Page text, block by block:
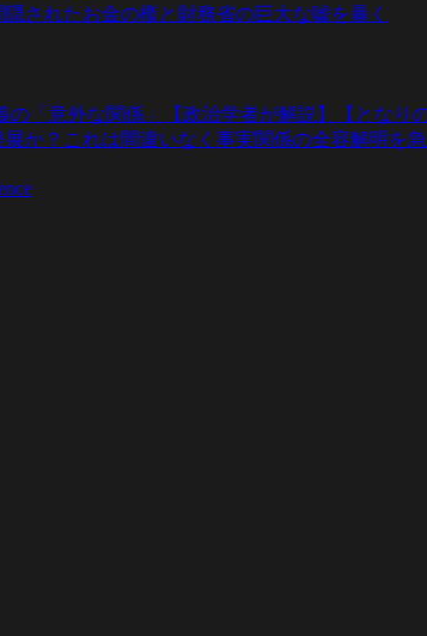
されたお金の檻と財務省の巨大な嘘を暴く
意外な関係」【政治学者が解説】【となり
か？これは間違いなく事実関係の全容解明